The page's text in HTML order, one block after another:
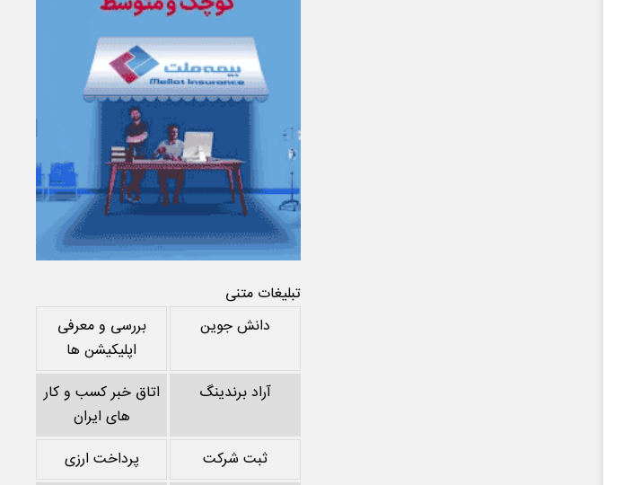
تبلیغات متنی
دانش جوین
بررسی و معرفی
اپلیکیشن ها
آراد برندینگ
اتاق خبر کسب و کار
های ایران
ثبت شرکت
پرداخت ارزی